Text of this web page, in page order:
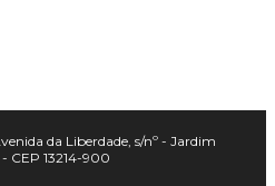
da Liberdade, s/nº - Jardim
CEP 13214-900